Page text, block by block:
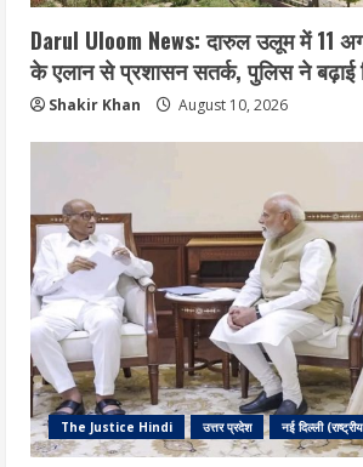
Darul Uloom News: दारुल उलूम में 11
के एलान से प्रशासन सतर्क, पुलिस ने बढ़ाई
Shakir Khan August 10, 2026
The Justice Hindi उत्तर प्रदेश नई दिल्ली